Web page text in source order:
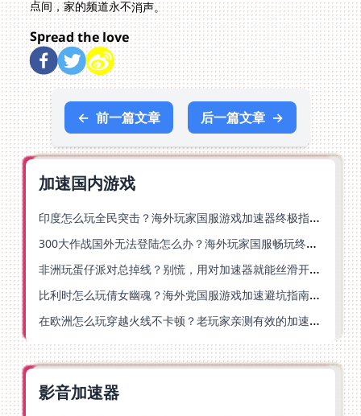
点间，家的频道永不消声。
Spread the love
← 前一篇文章 后一篇文章 →
加速国内游戏
印度怎么玩全民突击？海外玩家国服游戏加速器终极指南（附原神延迟优化+精灵之境加速器选择）
300大作战国外无法登陆怎么办？海外玩家国服畅玩终极指南（附实测推荐）
非洲玩蛋仔派对总掉线？别慌，用对加速器就能丝滑开跑！
比利时怎么玩倩女幽魂？海外党国服游戏加速避坑指南（附实测推荐）
在欧洲怎么玩穿越火线不卡顿？老玩家亲测有效的加速器选择指南
影音加速器